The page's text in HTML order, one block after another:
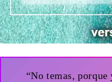
“No temas,